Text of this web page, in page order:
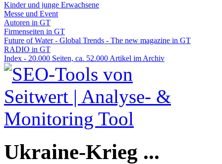
Kinder und junge Erwachsene
Messe und Event
Autoren in GT
Firmenseiten in GT
Future of Water - Global Trends - The new magazine in GT
RADIO in GT
Index - 20.000 Seiten, ca. 52.000 Artikel im Archiv
Ukraine-Krieg ...